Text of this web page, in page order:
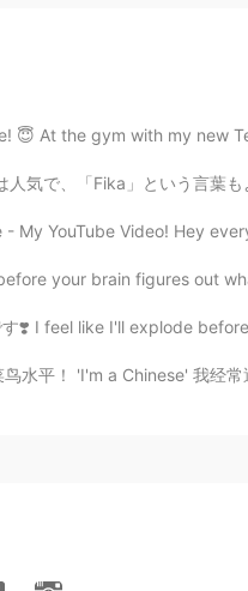
😇 At the gym with my new
言葉もよく使う。その言葉の意味は「コーヒーを飲む
- My YouTube Video! Hey
your brain figures out
す❣️ I feel like I'll explode
a Chinese' 我经常遇到中国人说这句话。